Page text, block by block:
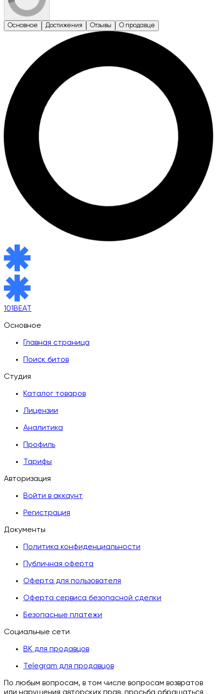
Основное Достижения Отзывы О продавце
101BEAT
Основное
Главная страница
Поиск битов
Студия
Каталог товаров
Лицензии
Аналитика
Профиль
Тарифы
Авторизация
Войти в аккаунт
Регистрация
Документы
Политика конфиденциальности
Публичная оферта
Оферта для пользователя
Оферта сервиса безопасной сделки
Безопасные платежи
Социальные сети
ВК для продавцов
Telegram для продавцов
По любым вопросам, в том числе вопросам возвратов